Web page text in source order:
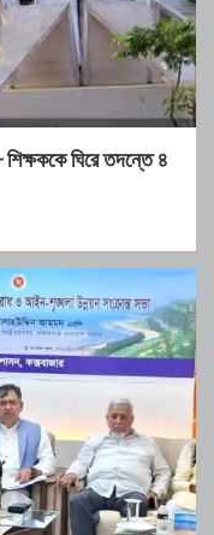
শিক্ষককে ঘিরে তদন্তে ৪